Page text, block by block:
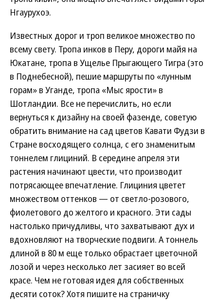
Нгаурухоэ.
Известных дорог и троп великое множество по
всему свету. Тропа инков в Перу, дороги майя на
Юкатане, тропа в Ущелье Прыгающего Тигра (это
в Поднебесной), пешие маршруты по «лунным
горам» в Уганде, тропа «Мыс ярости» в
Шотландии. Все не перечислить, но если
вернуться к дизайну на своей фазенде, советую
обратить внимание на сад цветов Кавати Фудзи в
Стране восходящего солнца, с его знаменитым
тоннелем глициний. В середине апреля эти
растения начинают цвести, что производит
потрясающее впечатление. Глициния цветет
множеством оттенков — от светло-розового,
фиолетового до желтого и красного. Эти сады
настолько причудливы, что захватывают дух и
вдохновляют на творческие подвиги. А тоннель
длиной в 80 м еще только обрастает цветочной
лозой и через несколько лет засияет во всей
красе. Чем не готовая идея для собственных
десяти соток? Хотя пишите на страничку